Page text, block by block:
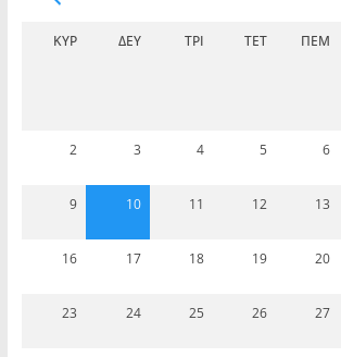
ΚΥΡ ΔΕΥ ΤΡΊ ΤΕΤ ΠΈΜ
2 3 4 5 6
9 10 11 12 13
16 17 18 19 20
23 24 25 26 27